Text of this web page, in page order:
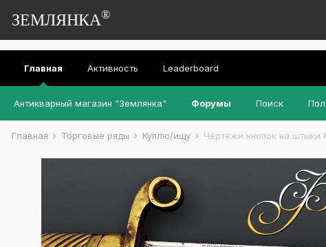
ЗЕМЛЯНКА®
Главная
Антикварный магазин "Землянка" Форумы Поиск
Активность Leaderboard
Главная Торговые ряды Куплю/ищу Чертежи кнопок на штыки